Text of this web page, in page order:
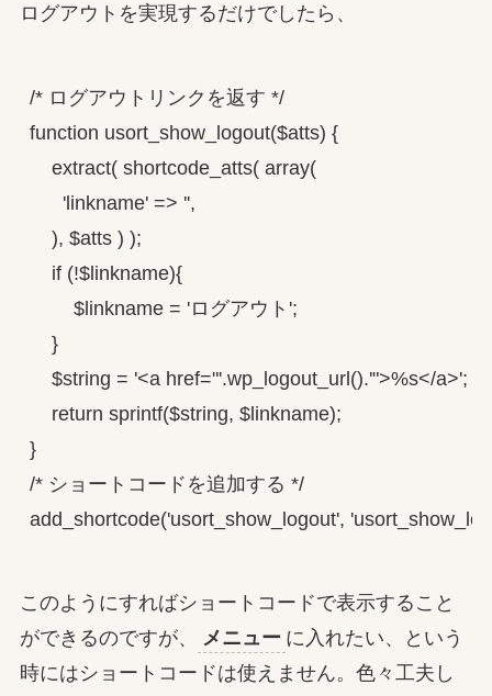
ログアウトを実現するだけでしたら、
/* ログアウトリンクを返す */
function usort_show_logout($atts) {
    extract( shortcode_atts( array(
      'linkname' => '',
    ), $atts ) );
    if (!$linkname){
        $linkname = 'ログアウト';
    }
    $string = '<a href="'.wp_logout_url().'">%s</a>';
    return sprintf($string, $linkname);
}
/* ショートコードを追加する */
add_shortcode('usort_show_logout',
このようにすればショートコードで表示すること
ができるのですが、
メニュー に入れたい、という
時にはショートコードは使えません。色々工夫し